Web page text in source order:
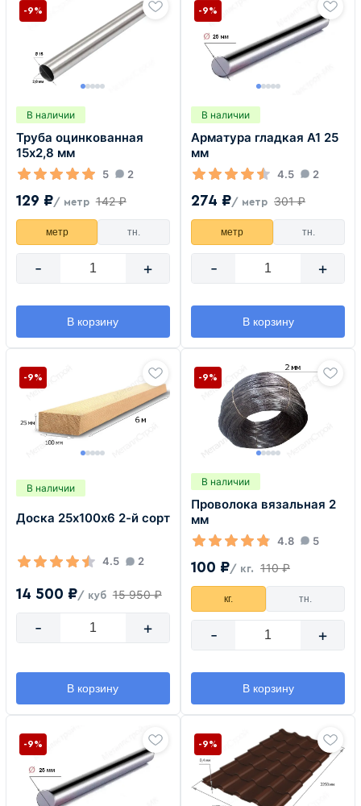
В наличии
Труба оцинкованная
15х2,8 мм
5 2
129 ₽/ метр 142 ₽
-9%
метр тн.
- +
В корзину
В наличии
Арматура гладкая А1 25
мм
4.5 2
274 ₽/ метр 301 ₽
-9%
метр тн.
- +
В корзину
В наличии
Доска 25х100х6 2-й сорт
4.5 2
14 500 ₽/ куб 15 950 ₽
-9%
- +
В корзину
В наличии
Проволока вязальная 2
мм
4.8 5
100 ₽/ кг. 110 ₽
-9%
кг. тн.
- +
В корзину
-9% -9%